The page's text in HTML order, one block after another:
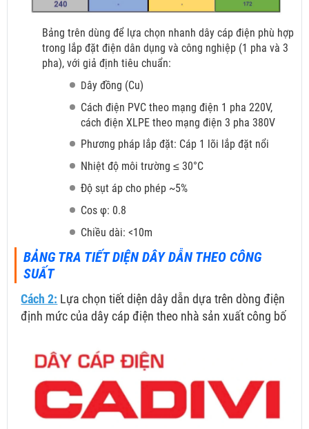
Bảng trên dùng để lựa chọn nhanh dây cáp điện phù hợp
trong lắp đặt điện dân dụng và công nghiệp (1 pha và 3
pha), với giả định tiêu chuẩn:
Dây đồng (Cu)
Cách điện PVC theo mạng điện 1 pha 220V,
cách điện XLPE theo mạng điện 3 pha 380V
Phương pháp lắp đặt: Cáp 1 lõi lắp đặt nổi
Nhiệt độ môi trường ≤ 30°C
Độ sụt áp cho phép ~5%
Cos φ: 0.8
Chiều dài: <10m
BẢNG TRA TIẾT DIỆN DÂY DẪN THEO CÔNG
SUẤT
Cách 2: Lựa chọn tiết diện dây dẫn dựa trên dòng điện
định mức của dây cáp điện theo nhà sản xuất công bố